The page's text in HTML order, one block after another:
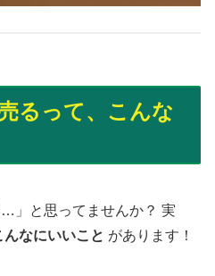
るって、こんな
…」と思ってませんか？ 実
んなにいいこと があります！